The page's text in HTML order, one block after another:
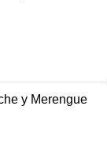
y Merengue